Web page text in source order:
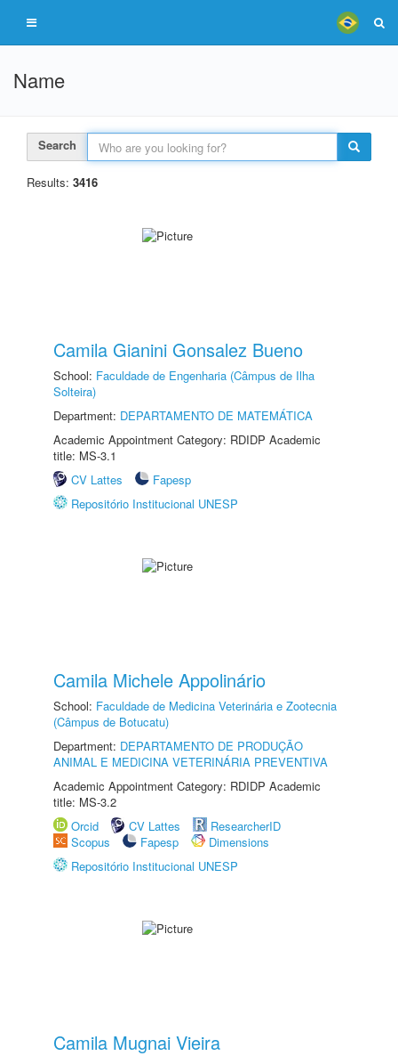
Name
Search
Results: 3416
Camila Gianini Gonsalez Bueno
School: Faculdade de Engenharia (Câmpus de Ilha
Solteira)
Department: DEPARTAMENTO DE MATEMÁTICA
Academic Appointment Category: RDIDP Academic
title: MS-3.1
CV Lattes
Fapesp
Repositório Institucional UNESP
Camila Michele Appolinário
School: Faculdade de Medicina Veterinária e Zootecnia
(Câmpus de Botucatu)
Department: DEPARTAMENTO DE PRODUÇÃO
ANIMAL E MEDICINA VETERINÁRIA PREVENTIVA
Academic Appointment Category: RDIDP Academic
title: MS-3.2
Orcid
CV Lattes
ResearcherID
Scopus
Fapesp
Dimensions
Repositório Institucional UNESP
Camila Mugnai Vieira